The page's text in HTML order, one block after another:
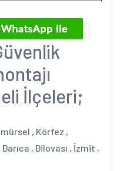
İlçeleri;
, Körfez ,
, Dilovası , İzmit ,